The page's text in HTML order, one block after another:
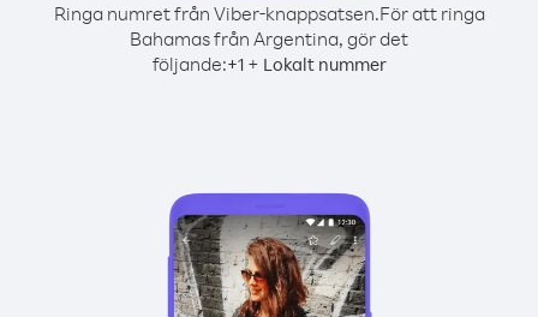
Ringa numret från Viber-knappsatsen.För att ringa
Bahamas från Argentina, gör det
följande:+1+ Lokalt nummer